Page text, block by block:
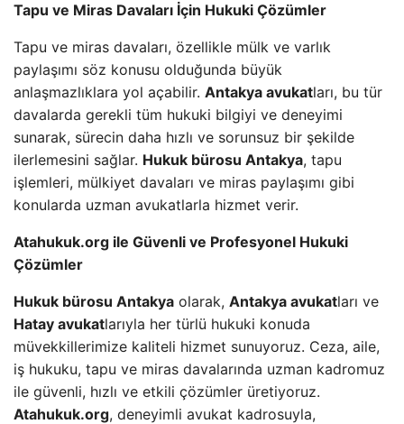
Tapu ve Miras Davaları İçin Hukuki Çözümler
Tapu ve miras davaları, özellikle mülk ve varlık
paylaşımı söz konusu olduğunda büyük
anlaşmazlıklara yol açabilir. Antakya avukatları, bu tür
davalarda gerekli tüm hukuki bilgiyi ve deneyimi
sunarak, sürecin daha hızlı ve sorunsuz bir şekilde
ilerlemesini sağlar. Hukuk bürosu Antakya, tapu
işlemleri, mülkiyet davaları ve miras paylaşımı gibi
konularda uzman avukatlarla hizmet verir.
Atahukuk.org ile Güvenli ve Profesyonel Hukuki
Çözümler
Hukuk bürosu Antakya olarak, Antakya avukatları ve
Hatay avukatlarıyla her türlü hukuki konuda
müvekkillerimize kaliteli hizmet sunuyoruz. Ceza, aile,
iş hukuku, tapu ve miras davalarında uzman kadromuz
ile güvenli, hızlı ve etkili çözümler üretiyoruz.
Atahukuk.org, deneyimli avukat kadrosuyla,